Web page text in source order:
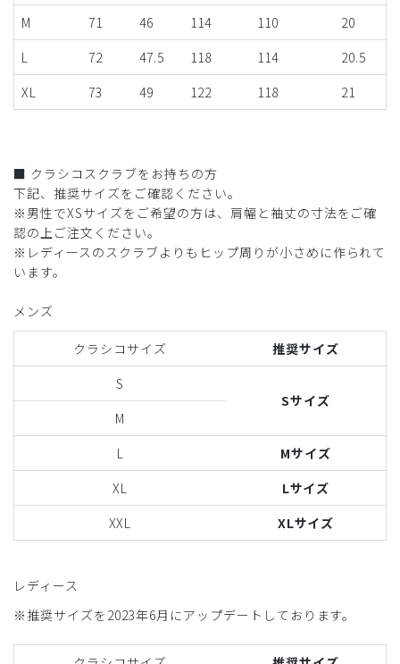
M
71 46 114 110
20
L
72 47.5 118 114
20.5
XL
73 49 122 118 21
■ クラシコスクラブをお持ちの方
下記、推奨サイズをご確認ください。
※男性でXSサイズをご希望の方は、肩幅と袖丈の寸法をご確
認の上ご注文ください。
※レディースのスクラブよりもヒップ周りが小さめに作られて
います。
メンズ
クラシコサイズ
推奨サイズ
S
Sサイズ
M
L
Mサイズ
XL
Lサイズ
XXL
XLサイズ
レディース
※推奨サイズを2023年6月にアップデートしております。